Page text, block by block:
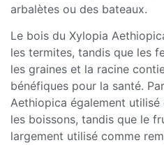
arbalètes ou des bateaux.
Le bois du Xylopia
les termites, tandis que les
les graines et la racine
bénéfiques pour la santé.
Aethiopica également
les boissons, tandis que le
largement utilisé comme